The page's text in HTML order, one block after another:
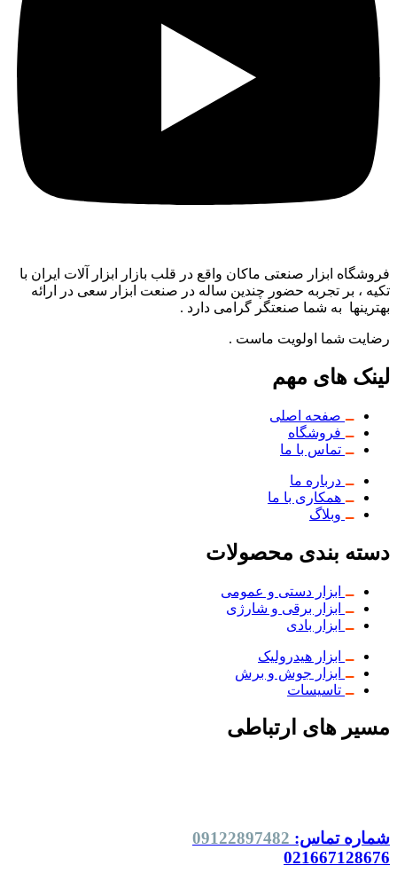
فروشگاه ابزار صنعتی ماکان واقع در قلب بازار ابزار آلات ایران با
تکیه ، بر تجربه حضور چندین ساله در صنعت ابزار سعی در ارائه
بهترینها به شما صنعتگر گرامی دارد .
رضایت شما اولویت ماست .
لینک های مهم
صفحه اصلی
فروشگاه
تماس با ما
درباره ما
همکاری با ما
وبلاگ
دسته بندی محصولات
ابزار دستی و عمومی
ابزار برقی و شارژی
ابزار بادی
ابزار هیدرولیک
ابزار جوش و برش
تاسیسات
مسیر های ارتباطی
شماره تماس: 09122897482
021667128676